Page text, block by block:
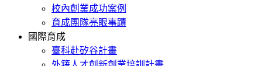
校內創業成功案例
育成團隊亮眼事蹟
國際育成
臺科赴矽谷計畫